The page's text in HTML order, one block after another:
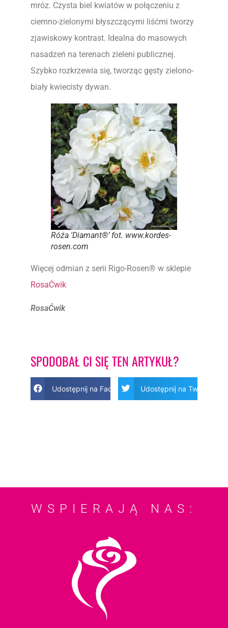
mróz. Czysta biel kwiatów w połączeniu z
ciemno-zielonymi błyszczącymi liśćmi tworzy
zjawiskowy kontrast. Idealna do masowych
nasadzeń na terenach zieleni publicznej.
Szybko rozkrzewia się, tworząc gęsty zielono-
biały kwiecisty dywan.
Róża 'Diamant®’ fot. www.kordes-
rosen.com
Więcej odmian z serii Rigo-Rosen® w sklepie
RosaĆwik
RosaĆwik
SPODOBAŁ CI SIĘ TEN ARTYKUŁ?
Udostępnij na Facebook Udostępnij na Twitter
WSPIERAJĄ NAS: